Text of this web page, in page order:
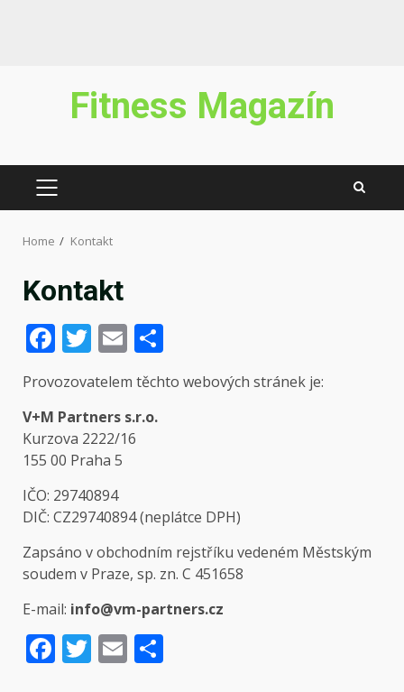
Fitness Magazín
PRIMARY
Home Kontakt
Kontakt
Facebook
Twitter
Email
Provozovatelem těchto webových stránek je:
V+M Partners s.r.o.
Kurzova 2222/16
155 00 Praha 5
IČO: 29740894
DIČ: CZ29740894 (neplátce DPH)
Zapsáno v obchodním rejstříku vedeném Městským
soudem v Praze, sp. zn. C 451658
E-mail: info@vm-partners.cz
Facebook
Twitter
Email